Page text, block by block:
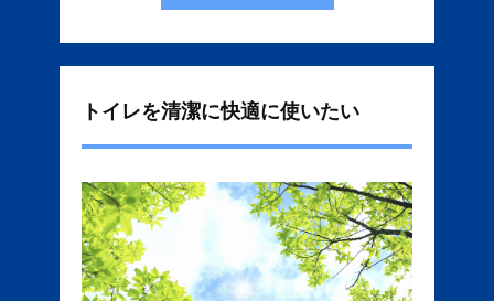
トイレを清潔に快適に使いたい